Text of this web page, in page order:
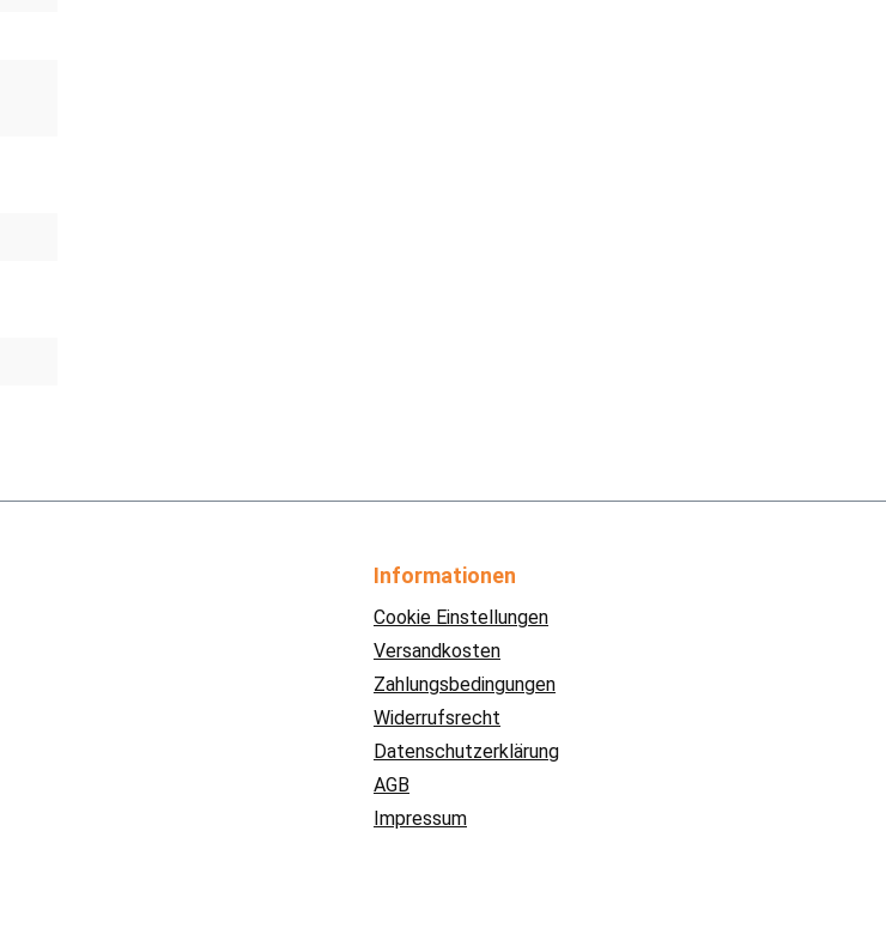
Informationen
Cookie Einstellungen
Versandkosten
Zahlungsbedingungen
Widerrufsrecht
Datenschutzerklärung
AGB
Impressum